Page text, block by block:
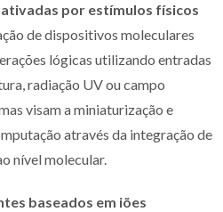
por estímulos físicos
de dispositivos moleculares
lógicas utilizando entradas
radiação UV ou campo
visam a miniaturização e
através da integração de
nível molecular.
baseados em iões